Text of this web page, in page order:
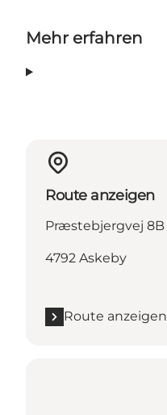
Mehr erfahren
Route anzeigen
Præstebjergvej 8B
4792 Askeby
Route anzeigen